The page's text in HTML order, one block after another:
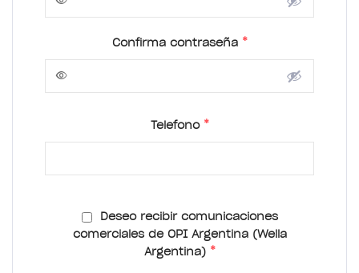
Confirma contraseña *
Telefono *
Deseo recibir comunicaciones
comerciales de OPI Argentina (Wella
Argentina) *